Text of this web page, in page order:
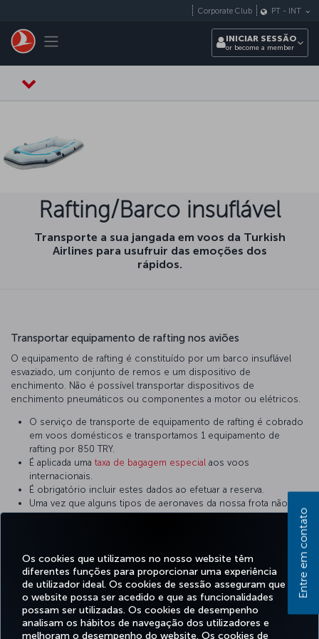
Os cookies que utilizamos no nosso website têm
diferentes funções para proporcionar uma experiência
de utilizador ideal. Os cookies de sessão asseguram que
o website possa ser acedido e que as funcionalidades
possam ser utilizadas. Os cookies de desempenho
analisam os hábitos de navegação dos utilizadores e
melhoram o desempenho do website. Os cookies de
Toggle navigation
Corporate Club PT - INT
INICIAR SESSÃO
or become a member
Rafting/Barco insuflável
Transporte a sua jangada em voos da Turkish
Airlines para usufruir das emoções dos
rápidos.
Transportar equipamento de rafting nos aviões
O equipamento de rafting é constituído por um barco insuflável
esvaziado, um conjunto de remos e um dispositivo de
enchimento. Não é possível transportar dispositivos de
enchimento pneumáticos ou componentes a motor ou elétricos.
O serviço de transporte de equipamento de rafting é cobrado
em voos domésticos e transportamos 1 equipamento de
rafting por 850 TRY.
É aplicada uma taxa de bagagem especial aos voos
internacionais.
É obrigatório incluir estes dados ao efetuar a reserva.
Uma vez que alguns tipos de aeronaves da nossa frota não
dimensões adequadas é transportado em aviões de transporte
de carga.
Deverá ser acondicionado de forma a evitar danos.
Entre em contato